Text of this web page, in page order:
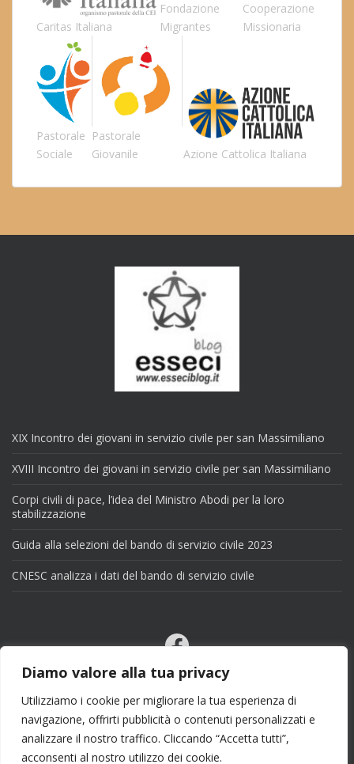
Diamo valore alla tua privacy
Utilizziamo i cookie per migliorare la tua esperienza di
navigazione, offrirti pubblicità o contenuti personalizzati e
analizzare il nostro traffico. Cliccando “Accetta tutti”,
acconsenti al nostro utilizzo dei cookie.
Caritas Italiana
Fondazione
Migrantes
Cooperazione
Missionaria
Pastorale
Sociale
Pastorale
Giovanile
Azione Cattolica Italiana
XIX Incontro dei giovani in servizio civile per san Massimiliano
XVIII Incontro dei giovani in servizio civile per san Massimiliano
Corpi civili di pace, l’idea del Ministro Abodi per la loro
stabilizzazione
Guida alla selezioni del bando di servizio civile 2023
CNESC analizza i dati del bando di servizio civile
Facebook
Email
X